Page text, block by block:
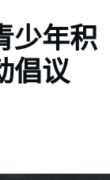
少年积
倡议